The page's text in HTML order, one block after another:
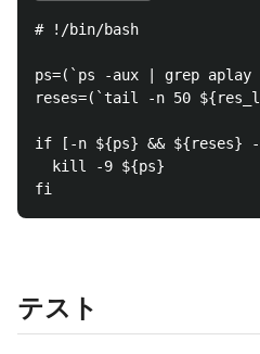
# !/bin/bash
ps=(`ps -aux | grep
reses=(`tail -n 50
if [-n ${ps} && ${reses}
  kill -9 ${ps}
テスト